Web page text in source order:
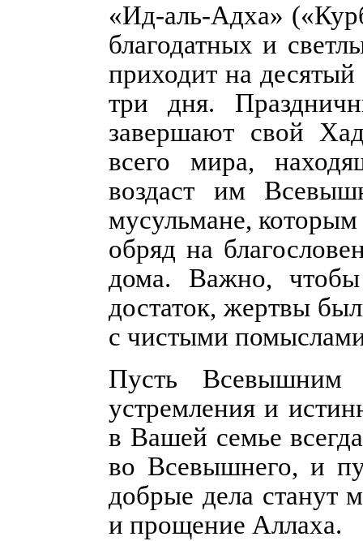
«Ид-аль-Адха»
благодатных и
приходит на
три дня.
завершают свой
всего мира,
воздаст им
мусульмане, которым
обряд на
дома. Важно,
достаток, жертвы
с чистыми
Пусть Всевышним
устремления и
в Вашей семье
во Всевышнего, и
добрые дела станут
и прощение Аллаха.